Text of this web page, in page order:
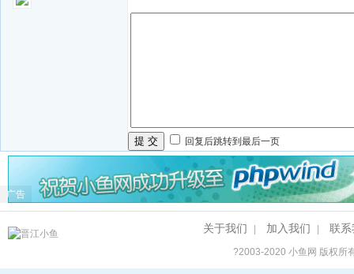
提 交 回复后跳转到最后一页
广告
关于我们 加入我们 联系
?2003-2020小鱼网 版权所